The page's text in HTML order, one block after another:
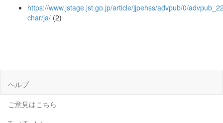
https://www.jstage.jst.go.jp/article/jjpehss/advpub/0/
char/ja/ (2)
ヘルプ
ご意見はこちら